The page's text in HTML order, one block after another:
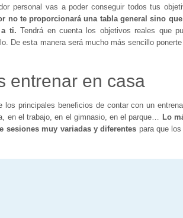
personal vas a poder conseguir todos tus
no te proporcionará una tabla general sino
a ti. Tendrá en cuenta los objetivos reales que
De esta manera será mucho más sencillo
entrenar en casa
los principales beneficios de contar con un
en el trabajo, en el gimnasio, en el parque… Lo
sesiones muy variadas y diferentes para que